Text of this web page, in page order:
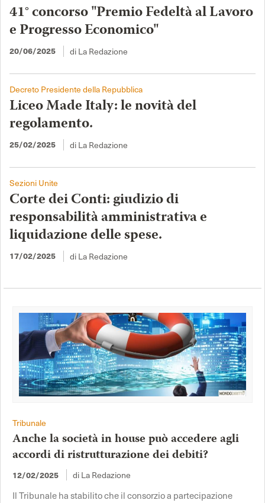
41° concorso "Premio Fedeltà al Lavoro
e Progresso Economico"
20/06/2025 di La Redazione
Decreto Presidente della Repubblica
Liceo Made Italy: le novità del
regolamento.
25/02/2025 di La Redazione
Sezioni Unite
Corte dei Conti: giudizio di
responsabilità amministrativa e
liquidazione delle spese.
17/02/2025 di La Redazione
Tribunale
Anche la società in house può accedere agli
accordi di ristrutturazione dei debiti?
12/02/2025 di La Redazione
Il Tribunale ha stabilito che il consorzio a partecipazione